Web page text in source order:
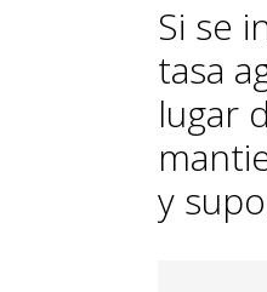
Si se
tasa
lugar
y